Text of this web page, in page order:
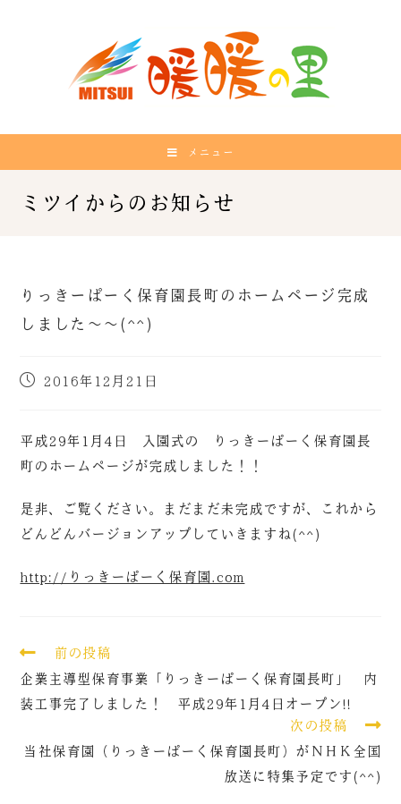
メニュー
りっきーぱーく保育園長町のホームページ完成
しました～～(^^)
2016年12月21日
平成29年1月4日 入園式の りっきーぱーく保育園長
町のホームページが完成しました！！
是非、ご覧ください。まだまだ未完成ですが、これから
どんどんバージョンアップしていきますね(^^)
http://りっきーぱーく保育園.com
前の投稿
企業主導型保育事業「りっきーぱーく保育園長町」 内
装工事完了しました！ 平成29年1月4日オープン!!
次の投稿
当社保育園（りっきーぱーく保育園長町）がＮＨＫ全国
放送に特集予定です(^^)